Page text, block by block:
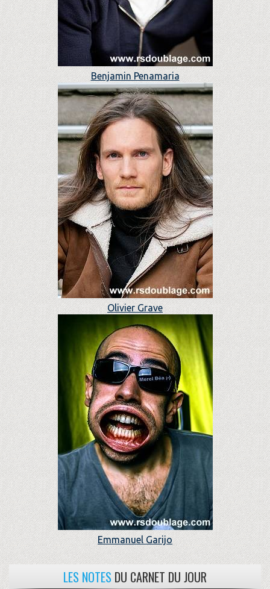
Benjamin Penamaria
Olivier Grave
Emmanuel Garijo
LES NOTES DU CARNET DU JOUR